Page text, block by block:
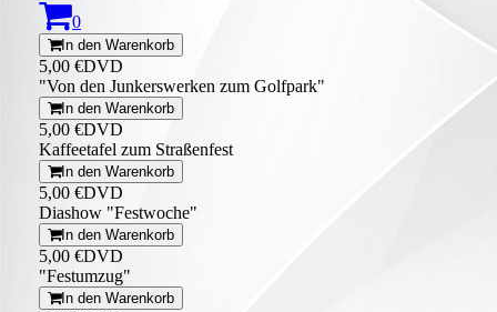
0
In den Warenkorb
5,00 €DVD
"Von den Junkerswerken zum Golfpark"
In den Warenkorb
5,00 €DVD
Kaffeetafel zum Straßenfest
In den Warenkorb
5,00 €DVD
Diashow "Festwoche"
In den Warenkorb
5,00 €DVD
"Festumzug"
In den Warenkorb